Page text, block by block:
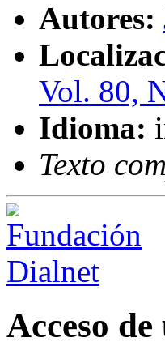
Autores:
Vol. 80,
Idioma:
Texto
Acceso